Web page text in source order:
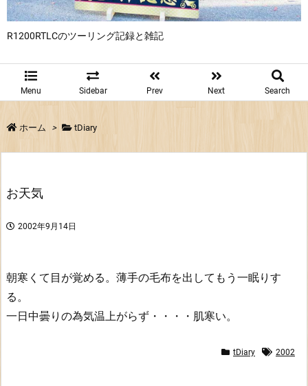
R1200RTLCのツーリング記録と雑記
Menu Sidebar Prev Next Search
ホーム > tDiary
お天気
2002年9月14日
朝寒くて目が覚める。薄手の毛布を出してもう一眠りす
る。
一日中曇りの為気温上がらず・・・・肌寒い。
tDiary 2002